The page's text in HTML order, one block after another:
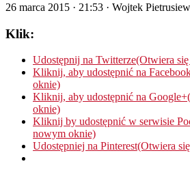
26 marca 2015 · 21:53 · Wojtek
Klik:
Udostępnij na Twitterze(Otwiera
Kliknij, aby udostępnić na
oknie)
Kliknij, aby udostępnić na
oknie)
Kliknij by udostępnić w serwisie
nowym oknie)
Udostępniej na Pinterest(Otwiera